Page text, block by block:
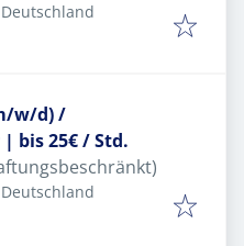
w/d) /
bis 25€ / Std.